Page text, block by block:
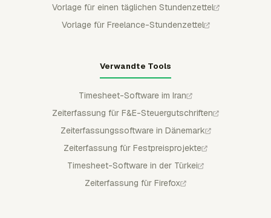
Vorlage für einen täglichen Stundenzettel
Vorlage für Freelance-Stundenzettel
Verwandte Tools
Timesheet-Software im Iran
Zeiterfassung für F&E-Steuergutschriften
Zeiterfassungssoftware in Dänemark
Zeiterfassung für Festpreisprojekte
Timesheet-Software in der Türkei
Zeiterfassung für Firefox